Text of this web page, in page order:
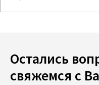
Остались
свяжемся с